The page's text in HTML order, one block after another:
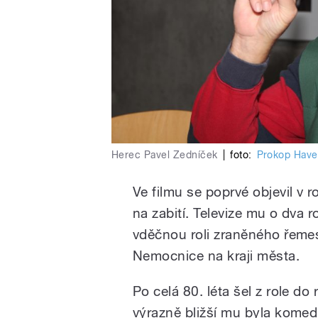
Herec Pavel Zedníček foto: Prokop
Ve filmu se poprvé objevil v
na zabití. Televize mu o dva
vděčnou roli zraněného
Nemocnice na kraji města.
Po celá 80. léta šel z role do
výrazně bližší mu byla